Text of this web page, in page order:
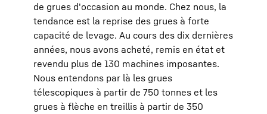
de grues d'occasion au monde. Chez nous, la
tendance est la reprise des grues à forte
capacité de levage. Au cours des dix dernières
années, nous avons acheté, remis en état et
revendu plus de 130 machines imposantes.
Nous entendons par là les grues
télescopiques à partir de 750 tonnes et les
grues à flèche en treillis à partir de 350